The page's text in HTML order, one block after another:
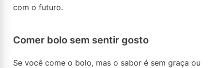
com o futuro.
Comer bolo sem sentir gosto
Se você come o bolo, mas o sabor é sem graça ou